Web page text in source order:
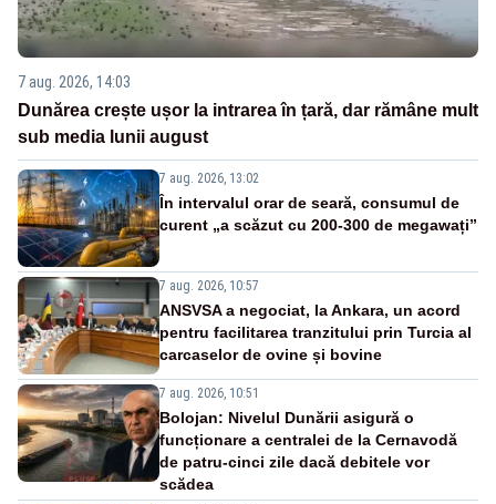
7 aug. 2026, 14:03
Dunărea crește ușor la intrarea în țară, dar rămâne mult
sub media lunii august
7 aug. 2026, 13:02
În intervalul orar de seară, consumul de
curent „a scăzut cu 200-300 de megawați”
7 aug. 2026, 10:57
ANSVSA a negociat, la Ankara, un acord
pentru facilitarea tranzitului prin Turcia al
carcaselor de ovine și bovine
7 aug. 2026, 10:51
Bolojan: Nivelul Dunării asigură o
funcționare a centralei de la Cernavodă
de patru-cinci zile dacă debitele vor
scădea